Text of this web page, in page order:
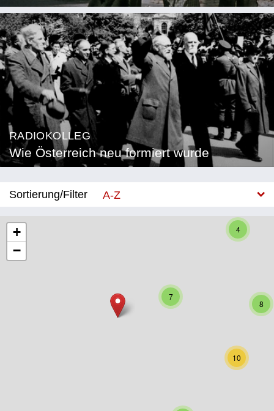
RADIOKOLLEG
Wie Österreich neu formiert wurde
Sortierung/Filter
A-Z
Kärnten
10
7
4
8
+
−